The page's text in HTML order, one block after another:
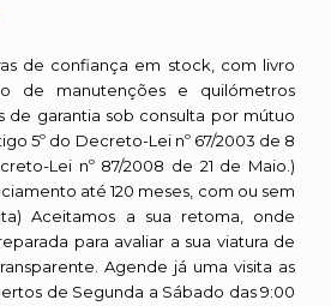
de confiança em stock, com livro
de manutenções e quilómetros
de garantia sob consulta por mútuo
5º do Decreto-Lei nº 67/2003 de 8
Lei nº 87/2008 de 21 de Maio.)
até 120 meses, com ou sem
Aceitamos a sua retoma, onde
para avaliar a sua viatura de
Agende já uma visita as
de Segunda a Sábado das 9:00